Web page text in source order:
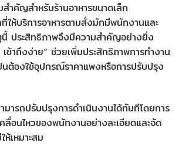
ำคัญสำหรับร้านอาหารขนาดเล็ก
ที่ให้บริการอาหารตามสั่งมักมีพนักงานและ
ประสิทธิภาพจึงมีความสำคัญอย่างยิ่ง
ข้าถึงง่าย” ช่วยเพิ่มประสิทธิภาพการทำงาน
นต้องใช้อุปกรณ์ราคาแพงหรือการปรับปรุง
มารถปรับปรุงการดำเนินงานได้ทันทีโดยการ
ลื่อนไหวของพนักงานอย่างละเอียดและจัด
เหมาะสม